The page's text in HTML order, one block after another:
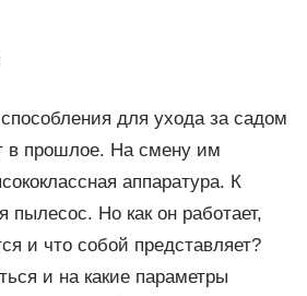
для ухода за садом
в прошлое. На смену им
аппаратура. К
пылесос. Но как он работает,
и что собой представляет?
и на какие параметры